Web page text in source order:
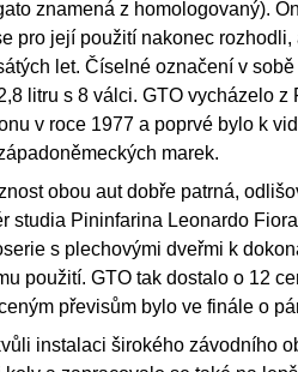
znamená z homologovaný).
pro její použití nakonec
let. Číselné označení v
litru s 8 válci. GTO vycházelo
v roce 1977 a poprvé bylo k
marek.
obou aut dobře patrná,
studia Pininfarina Leonardo
s plechovými dveřmi k
použití. GTO tak dostalo o 12
převisům bylo ve finále o
instalaci širokého závodního